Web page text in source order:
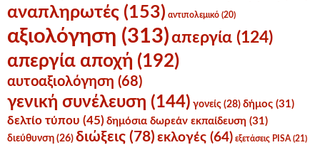
αναπληρωτές (153) αντιπολεμικό (20)
αξιολόγηση (313)απεργία (124)
απεργία αποχή (192)
αυτοαξιολόγηση (68)
γενική συνέλευση (144) γονείς (28) δήμος (31)
δελτίο τύπου (45) δημόσια δωρεάν εκπαίδευση (31)
διεύθυνση (26) διώξεις (78) εκλογές (64) εξετάσεις PISA (21)